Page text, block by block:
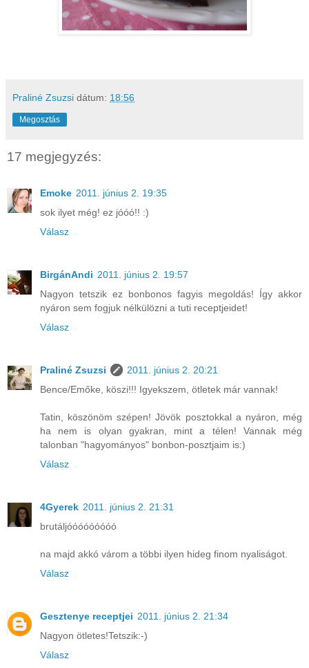
Praliné Zsuzsi dátum: 18:56
Megosztás
17 megjegyzés:
Emoke 2011. június 2. 19:35
sok ilyet még! ez jóóó!! :)
Válasz
BirgánAndi 2011. június 2. 19:57
Nagyon tetszik ez bonbonos fagyis megoldás! Így akkor
nyáron sem fogjuk nélkülözni a tuti receptjeidet!
Válasz
Praliné Zsuzsi
2011. június 2. 20:21
Bence/Emőke, köszi!!! Igyekszem, ötletek már vannak!
Tatin, köszönöm szépen! Jövök posztokkal a nyáron, még
ha nem is olyan gyakran, mint a télen! Vannak még
talonban "hagyományos" bonbon-posztjaim is:)
Válasz
4Gyerek 2011. június 2. 21:31
brutáljóóóóóóóóó
na majd akkó várom a többi ilyen hideg finom nyaliságot.
Válasz
Gesztenye receptjei 2011. június 2. 21:34
Nagyon ötletes!Tetszik:-)
Válasz